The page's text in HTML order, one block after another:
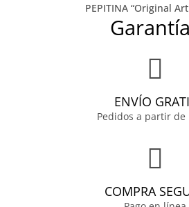
PEPITINA “Original
ENVÍO
Pedidos a partir de
COMPRA